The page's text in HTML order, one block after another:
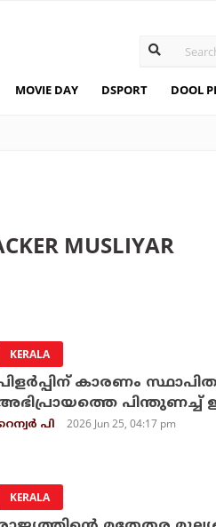
MOVIE DAY DSPORT DOOL
MUSLIYAR
KERALA
കാരണം
പിന്തുണച്ച്
പി 2026 Jun 25, 04:17 pm
KERALA